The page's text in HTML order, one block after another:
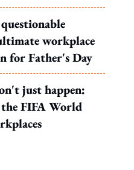
workplace
for Father's Day
just happen:
the FIFA World